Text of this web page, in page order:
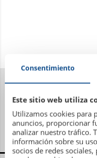
Consentimiento
Este sitio web utiliza
Utilizamos cookies para
anuncios, proporcionar
analizar nuestro tráfico.
información sobre su
socios de redes